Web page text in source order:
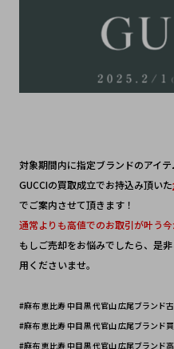
対象期間内に指定ブランドのアイテ
GUCCIの買取成立でお持込み頂いた
でご案内させて頂きます！
通常よりも高値でのお取引が叶う
もしご売却をお悩みでしたら、是
用くださいませ。
#麻布 恵比寿 中目黒 代官山 広尾ブランド
#麻布 恵比寿 中目黒 代官山 広尾ブランド
#麻布 恵比寿 中目黒 代官山 広尾ブランド